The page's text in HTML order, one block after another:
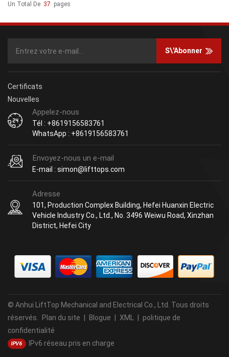
Un Total De 37 Pages
S\'abonner
Certificats
Nouvelles
Appelez-nous
Tél : +8619156583761
WhatsApp : +8619156583761
Envoyez-nous un e-mail
E-mail : simon@lifttops.com
Adresse
101, Production Complex Building, Hefei Huanxin Electric
Vehicle Industry Co., Ltd., No. 3496 Weiwu Road, Xinzhan
District, Hefei City
© Anhui LiftTop Mechanical and Electrical Co., Ltd. Tous droits
réservés.
Plan du site Blogue XML
politique de
confidentialité
IPv6 réseau pris en charge